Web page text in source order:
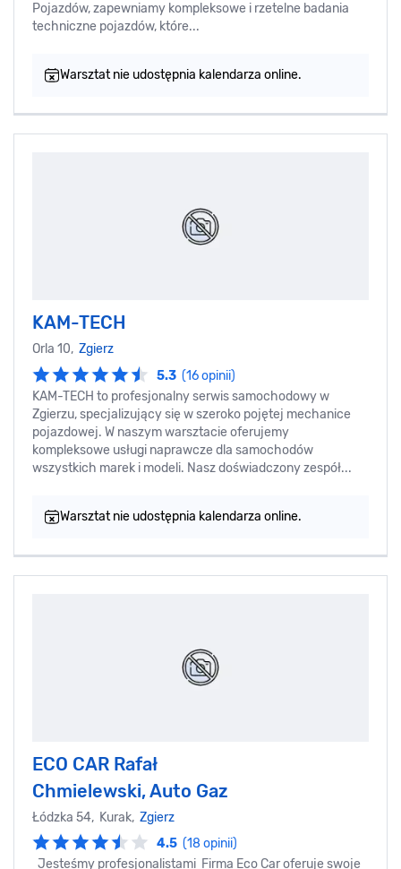
Pojazdów, zapewniamy kompleksowe i rzetelne badania
techniczne pojazdów, które...
Warsztat nie udostępnia kalendarza online.
KAM-TECH
Orla 10, Zgierz
5.3 (16 opinii)
KAM-TECH to profesjonalny serwis samochodowy w
Zgierzu, specjalizujący się w szeroko pojętej mechanice
pojazdowej. W naszym warsztacie oferujemy
kompleksowe usługi naprawcze dla samochodów
wszystkich marek i modeli. Nasz doświadczony zespół...
Warsztat nie udostępnia kalendarza online.
ECO CAR Rafał
Chmielewski, Auto Gaz
Łódzka 54, Kurak, Zgierz
4.5 (18 opinii)
Jesteśmy profesjonalistami Firma Eco Car oferuje swoje